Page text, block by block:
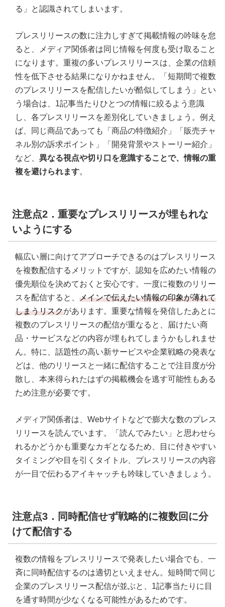
る」と認識されてしまいます。
プレスリリースの数に注力しすぎて掲載情報の吟味を怠
ると、メディア関係者は同じ情報を何度も受け取ること
になります。重複の多いプレスリリースは、企業の信頼
性を低下させる結果になりかねません。「短期間で複数
のプレスリリースを配信したいが酷似してしまう」とい
う場合は、1記事当たりひとつの情報に絞るよう意識
し、各プレスリリースを差別化していきましょう。例え
ば、同じ商品であっても「商品の特徴紹介」「販売チャ
ネル別の訴求ポイント」「開発背景やストーリー紹介」
など、 異なる視点や切り口を意識することで、情報の重
複を避けられます。
注意点2．重要なプレスリリースが埋もれな
いようにする
幅広い層に向けてアプローチできるのはプレスリリース
を複数配信するメリットですが、認知を広めたい情報の
優先順位を決めておくと安心です。一度に複数のリリー
スを配信すると、 メインで伝えたい情報の印象が薄れて
しまうリスクがあります。重要な情報を発信したあとに
複数のプレスリリースの配信が重なると、届けたい商
品・サービスなどの内容が埋もれてしまうかもしれませ
ん。特に、話題性の高い新サービスや企業戦略の発表な
どは、他のリリースと一緒に配信することで注目度が分
散し、本来得られたはずの掲載機会を逃す可能性もある
ため注意が必要です。
メディア関係者は、Webサイトなどで膨大な数のプレス
リリースを読んでいます。「読んでみたい」と思わせら
れるかどうかも重要なカギとなるため、目に付きやすい
タイミングや目を引くタイトル、プレスリリースの内容
が一目で伝わるアイキャッチも吟味していきましょう。
注意点3．同時配信せず戦略的に複数回に分
けて配信する
複数の情報をプレスリリースで発表したい場合でも、一
斉に同時配信するのは適切といえません。短時間で同じ
企業のプレスリリース配信が並ぶと、1記事当たりに目
を通す時間が少なくなる可能性があるためです。